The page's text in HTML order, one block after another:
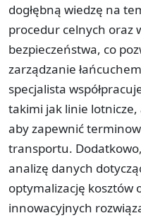
dogłębną wiedzę na
procedur celnych oraz
bezpieczeństwa, co
zarządzanie
specjalista
takimi jak linie
aby zapewnić
transportu.
analizę danych
optymalizację kosztów
innowacyjnych